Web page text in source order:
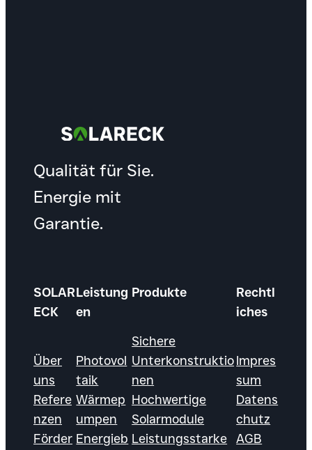
Qualität für Sie.
Energie mit
Garantie.
SOLAR
ECK
Über
uns
Refere
nzen
Förder
Leistung
en
Photovol
taik
Wärmep
umpen
Energieb
Produkte
Sichere
Unterkonstruktio
nen
Hochwertige
Solarmodule
Leistungsstarke
Rechtl
iches
Impres
sum
Datens
chutz
AGB